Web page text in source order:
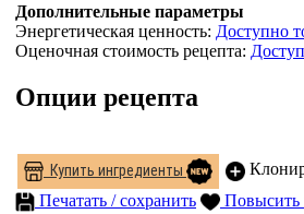
Дополнительные параметры
Энергетическая ценность: Доступно
Оценочная стоимость рецепта:
Опции рецепта
Купить ингредиенты
Печатать / сохранить
Повысить